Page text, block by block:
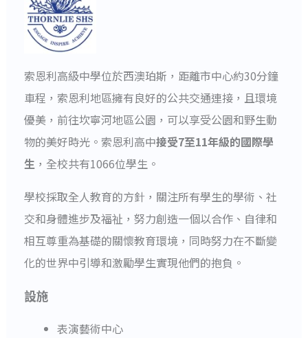
索恩利高級中學位於西澳珀斯，距離市中心約30分鐘
車程，索恩利地區擁有良好的公共交通連接，且環境
優美，前往坎寧河地區公園，可以享受公園和野生動
物的美好時光。索恩利高中接受7至11年級的國際學
生，全校共有1066位學生。
學校採取全人教育的方針，關注所有學生的學術、社
交和身體進步及福祉，努力創造一個以合作、自律和
相互尊重為基礎的關懷教育環境，同時努力在不斷變
化的世界中引導和激勵學生實現他們的抱負。
設施
表演藝術中心